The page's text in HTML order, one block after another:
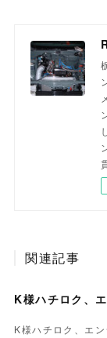
関連記事
K様ハチロク、
K様ハチロク、エ